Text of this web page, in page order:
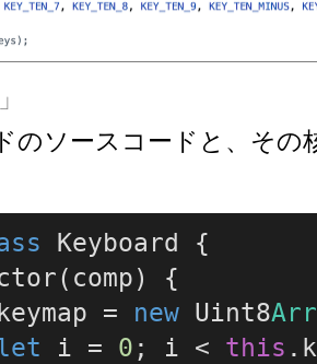
のソースコードと、その
Keyboard
{
( comp) {
keymap = new Uint8
i = 0 ; i < this .